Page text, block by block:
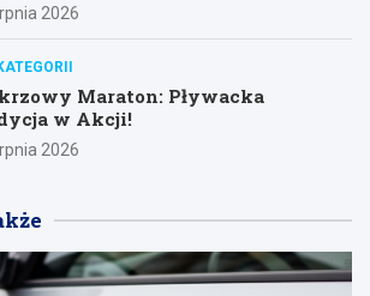
2026
Maraton: Pływacka
w Akcji!
2026